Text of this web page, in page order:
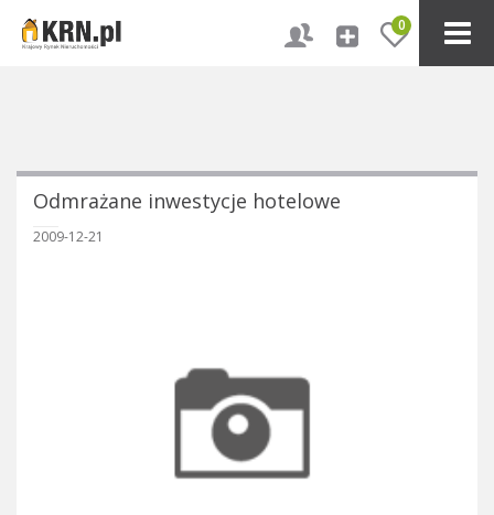
0
Odmrażane inwestycje hotelowe
2009-12-21